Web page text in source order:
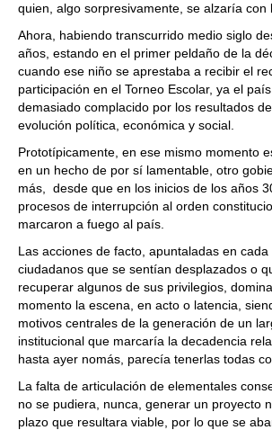
quien, algo sorpresivamente, se alzaría con
Ahora, habiendo transcurrido medio siglo
años, estando en el primer peldaño de la
cuando ese niño se aprestaba a recibir el
participación en el Torneo Escolar, ya el
demasiado complacido por los resultados
evolución política, económica y social.
Prototípicamente, en ese mismo momento
en un hecho de por sí lamentable, otro
más, desde que en los inicios de los años
procesos de interrupción al orden
marcaron a fuego al país.
Las acciones de facto, apuntaladas en
ciudadanos que se sentían desplazados o
recuperar algunos de sus privilegios,
momento la escena, en acto o latencia,
motivos centrales de la generación de un
institucional que marcaría la decadencia
hasta ayer nomás, parecía tenerlas todas
La falta de articulación de elementales
no se pudiera, nunca, generar un proyecto
plazo que resultara viable, por lo que se